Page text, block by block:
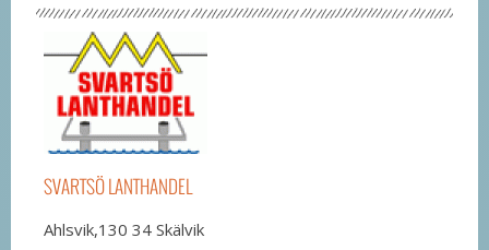
SVARTSÖ LANTHANDEL
Ahlsvik,130 34 Skälvik